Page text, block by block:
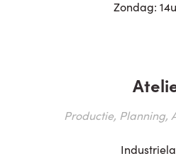
Zondag:
Productie, Planning,